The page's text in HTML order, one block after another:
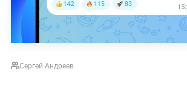
Сергей Андреев